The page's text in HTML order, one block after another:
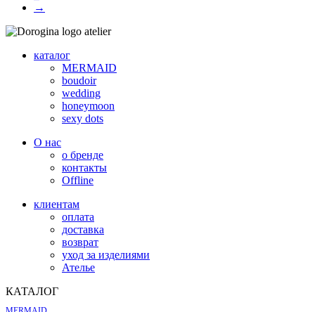
можно
на
странице
товара.
→
каталог
MERMAID
boudoir
wedding
honeymoon
sexy dots
О нас
о бренде
контакты
Offline
клиентам
оплата
доставка
возврат
уход за изделиями
Ателье
КАТАЛОГ